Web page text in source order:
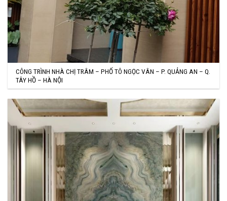
CÔNG TRÌNH NHÀ CHỊ TRÂM – PHỐ TÔ NGỌC VÂN – P. QUẢNG AN – Q.
TÂY HỒ – HÀ NỘI